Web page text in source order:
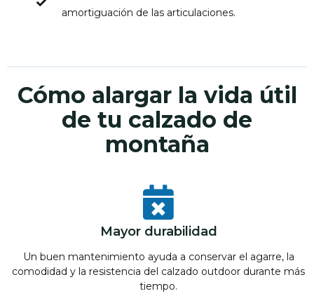
amortiguación de las articulaciones.
Cómo alargar la vida útil
de tu calzado de
montaña
Mayor durabilidad
Un buen mantenimiento ayuda a conservar el agarre, la
comodidad y la resistencia del calzado outdoor durante más
tiempo.